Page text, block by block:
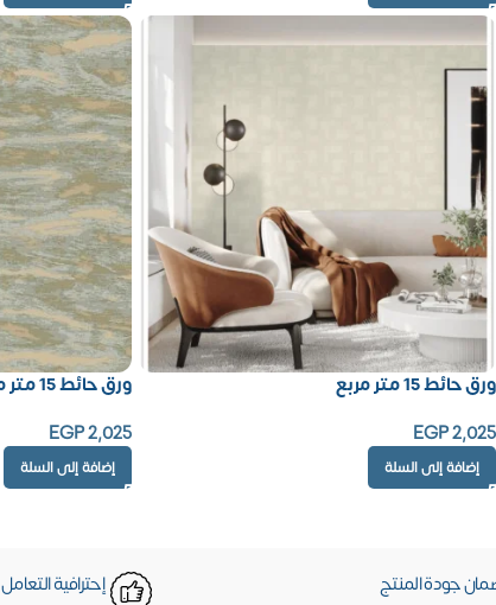
ورق حائط 15 متر مربع
EGP2,025
إضافة إلى السلة
ورق حائط 15 متر مربع
EGP2,025
إضافة إلى السلة
جودة المنتج
إحترافية التعامل